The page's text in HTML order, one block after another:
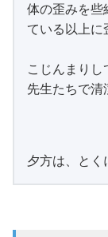
体の歪みを些
ている以上に
こじんまり
先生たちで清
夕方は、とく